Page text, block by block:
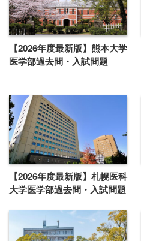
【2026年度最新版】熊本大学
医学部過去問・入試問題
【2026年度最新版】札幌医科
大学医学部過去問・入試問題